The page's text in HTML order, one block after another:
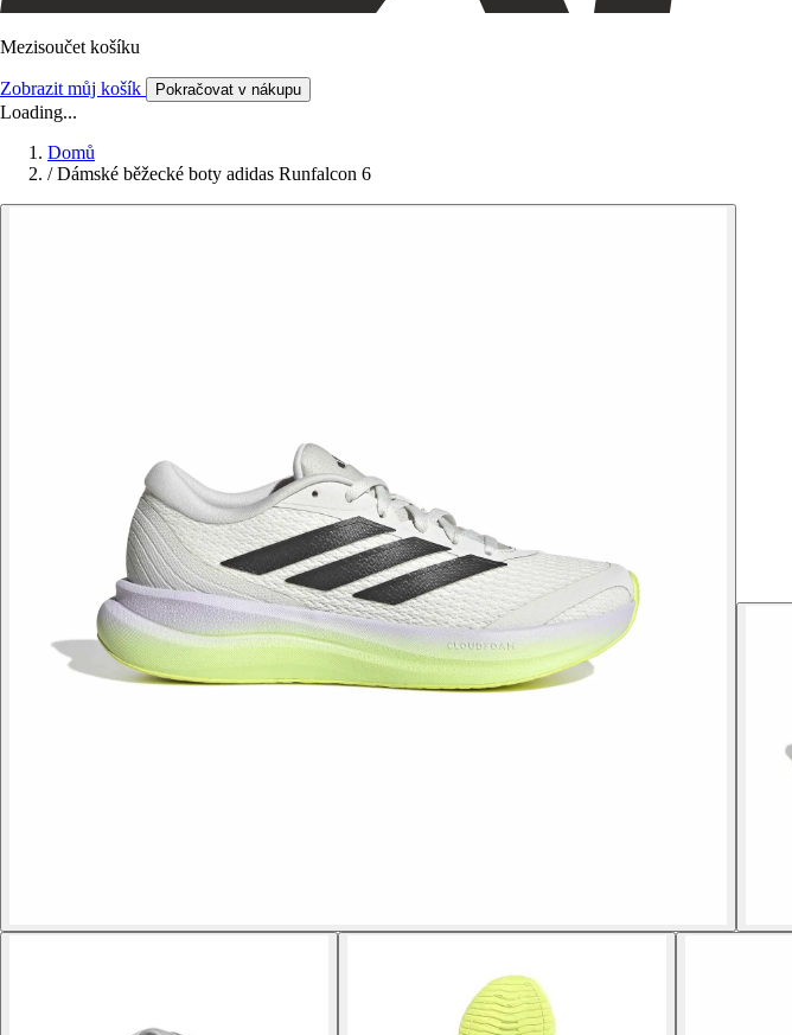
Mezisoučet košíku
Zobrazit můj košík Pokračovat v nákupu
Loading...
Domů
/ Dámské běžecké boty adidas Runfalcon 6